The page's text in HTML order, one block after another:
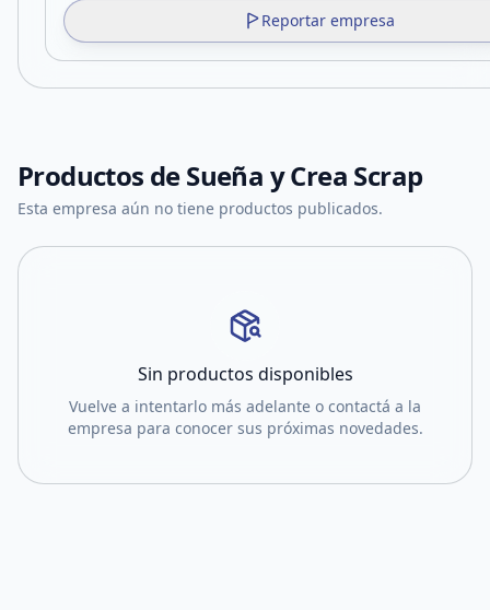
Reportar empresa
Productos deSueña y Crea Scrap
Esta empresa aún no tiene productos publicados.
Sin productos disponibles
Vuelve a intentarlo más adelante o contactá a la
empresa para conocer sus próximas novedades.